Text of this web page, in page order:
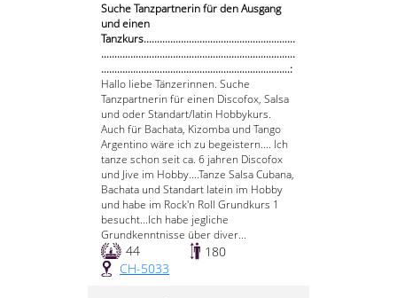
Suche Tanzpartnerin für den Ausgang
und einen
Tanzkurs.........................................................
.........................................................................
.......................................................................:
Hallo liebe Tänzerinnen. Suche
Tanzpartnerin für einen Discofox, Salsa
und oder Standart/latin Hobbykurs.
Auch für Bachata, Kizomba und Tango
Argentino wäre ich zu begeistern.... Ich
tanze schon seit ca. 6 jahren Discofox
und Jive im Hobby....Tanze Salsa Cubana,
Bachata und Standart latein im Hobby
und habe im Rock'n Roll Grundkurs 1
besucht...Ich habe jegliche
Grundkenntnisse über diver...
44
180
CH-5033